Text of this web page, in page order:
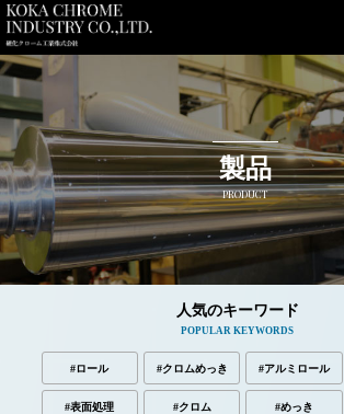
製品
PRODUCT
人気のキーワード
POPULAR KEYWORDS
#ロール #クロムめっき #アルミロール
#表面処理 #クロム #めっき